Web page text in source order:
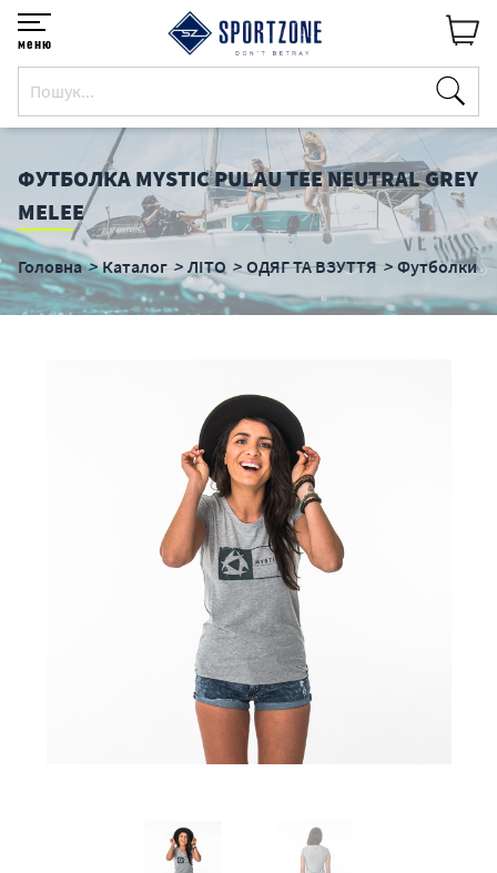
меню
ФУТБОЛКА MYSTIC PULAU TEE NEUTRAL GREY
MELEE
Головна Каталог ЛІТО ОДЯГ ТА ВЗУТТЯ Футболки